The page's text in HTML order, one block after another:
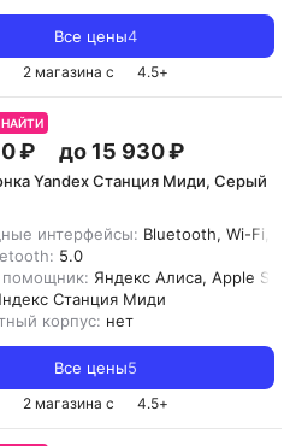
Все цены4
2 магазина с 4.5+
НАЙТИ
₽ до 15 930 ₽
Yandex Станция Миди, Серый
интерфейсы: Bluetooth, Wi-Fi,
5.0
помощник: Яндекс Алиса, Apple Siri
Станция Миди
корпус: нет
Все цены5
2 магазина с 4.5+